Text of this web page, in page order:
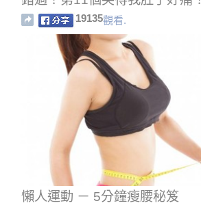
19135觀看.
懶人運動 － 5分鐘瘦腰秘笈